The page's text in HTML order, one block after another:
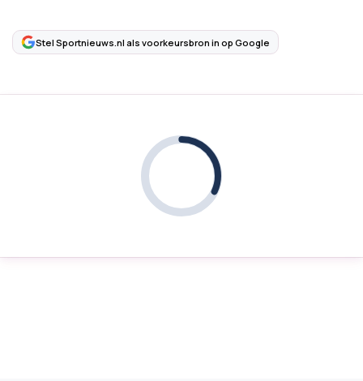
Stel Sportnieuws.nl als voorkeursbron in op Google